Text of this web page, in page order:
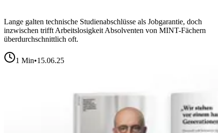
Lange galten technische Studienabschlüsse als Jobgarantie, doch
inzwischen trifft Arbeitslosigkeit Absolventen von MINT-Fächern
überdurchschnittlich oft.
1 Min•15.06.25